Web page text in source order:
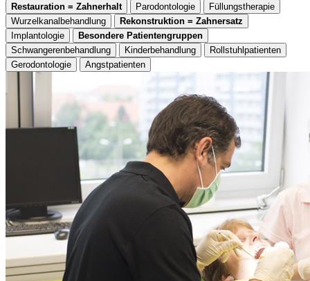
Restauration = Zahnerhalt
Parodontologie
Füllungstherapie
Wurzelkanalbehandlung
Rekonstruktion = Zahnersatz
Implantologie
Besondere Patientengruppen
Schwangerenbehandlung
Kinderbehandlung
Rollstuhlpatienten
Gerodontologie
Angstpatienten